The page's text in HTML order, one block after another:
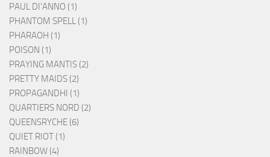
PAUL DI'ANNO (1)
PHANTOM SPELL (1)
PHARAOH (1)
POISON (1)
PRAYING MANTIS (2)
PRETTY MAIDS (2)
PROPAGANDHI (1)
QUARTIERS NORD (2)
QUEENSRYCHE (6)
QUIET RIOT (1)
RAINBOW (4)